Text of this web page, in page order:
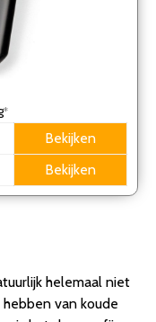
*
Bekijken
Bekijken
helemaal niet
van koude